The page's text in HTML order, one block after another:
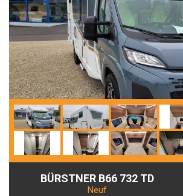
BÜRSTNER B66 732 TD
Neuf